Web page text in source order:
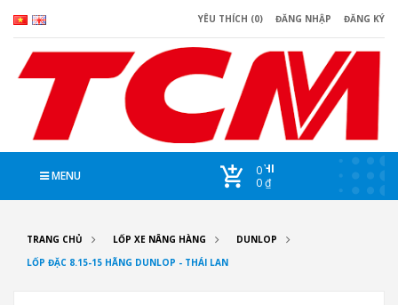
YÊU THÍCH (0) ĐĂNG NHẬP ĐĂNG KÝ
MENU CHI
0
0 ₫
TRANG CHỦ LỐP XE NÂNG HÀNG
DUNLOP
LỐP ĐẶC 8.15-15 HÃNG DUNLOP - THÁI LAN